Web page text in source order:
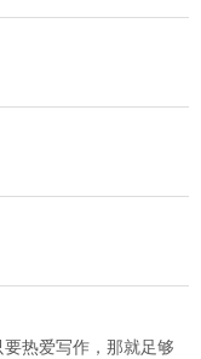
热爱写作，那就足够